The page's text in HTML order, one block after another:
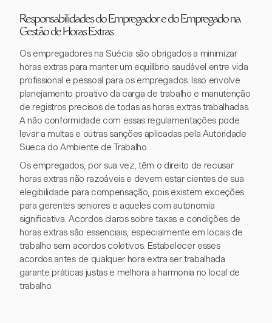
Responsabilidades do Empregador e do Empregado na
Gestão de Horas Extras
Os empregadores na Suécia são obrigados a minimizar
horas extras para manter um equilíbrio saudável entre vida
profissional e pessoal para os empregados. Isso envolve
planejamento proativo da carga de trabalho e manutenção
de registros precisos de todas as horas extras trabalhadas.
A não conformidade com essas regulamentações pode
levar a multas e outras sanções aplicadas pela Autoridade
Sueca do Ambiente de Trabalho.
Os empregados, por sua vez, têm o direito de recusar
horas extras não razoáveis e devem estar cientes de sua
elegibilidade para compensação, pois existem exceções
para gerentes seniores e aqueles com autonomia
significativa. Acordos claros sobre taxas e condições de
horas extras são essenciais, especialmente em locais de
trabalho sem acordos coletivos. Estabelecer esses
acordos antes de qualquer hora extra ser trabalhada
garante práticas justas e melhora a harmonia no local de
trabalho.